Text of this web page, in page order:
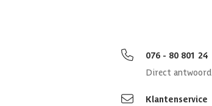
076 - 80 801 24
Direct antwoord
Klantenservice